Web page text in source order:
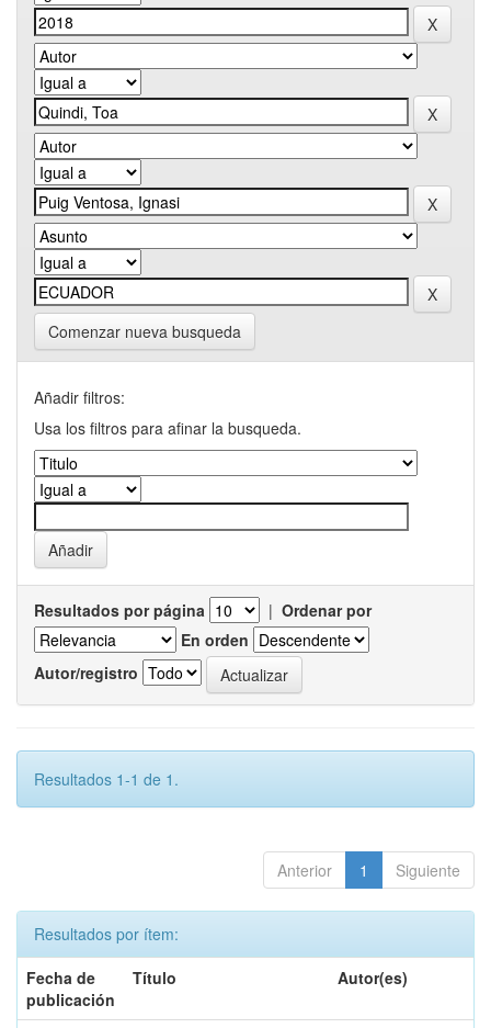
Comenzar nueva busqueda
Añadir filtros:
Usa los filtros para afinar la busqueda.
Resultados por página | Ordenar por
En orden
Autor/registro
Resultados 1-1 de 1.
Anterior 1 Siguiente
Resultados por ítem:
Fecha de
publicación
Título Autor(es)